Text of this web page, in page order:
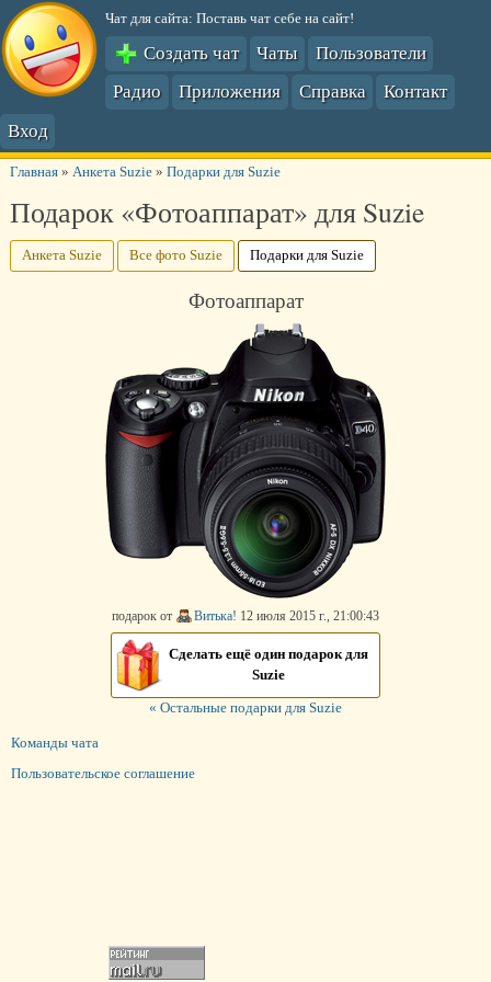
Чат для сайта: Поставь чат себе на сайт!
Создать чат Чаты
Пользователи
Радио
Приложения Справка
Контакт
Вход
Главная» Анкета Suzie» Подарки для Suzie
Подарок «Фотоаппарат» для Suzie
Анкета Suzie Все фото Suzie Подарки для Suzie
Фотоаппарат
подарок от Витька! 12 июля 2015 г., 21:00:43
Сделать ещё один подарок для
Suzie
« Остальные подарки для Suzie
Команды чата
Пользовательское соглашение